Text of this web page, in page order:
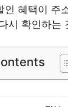
인 혜택이 주
시 확인하는